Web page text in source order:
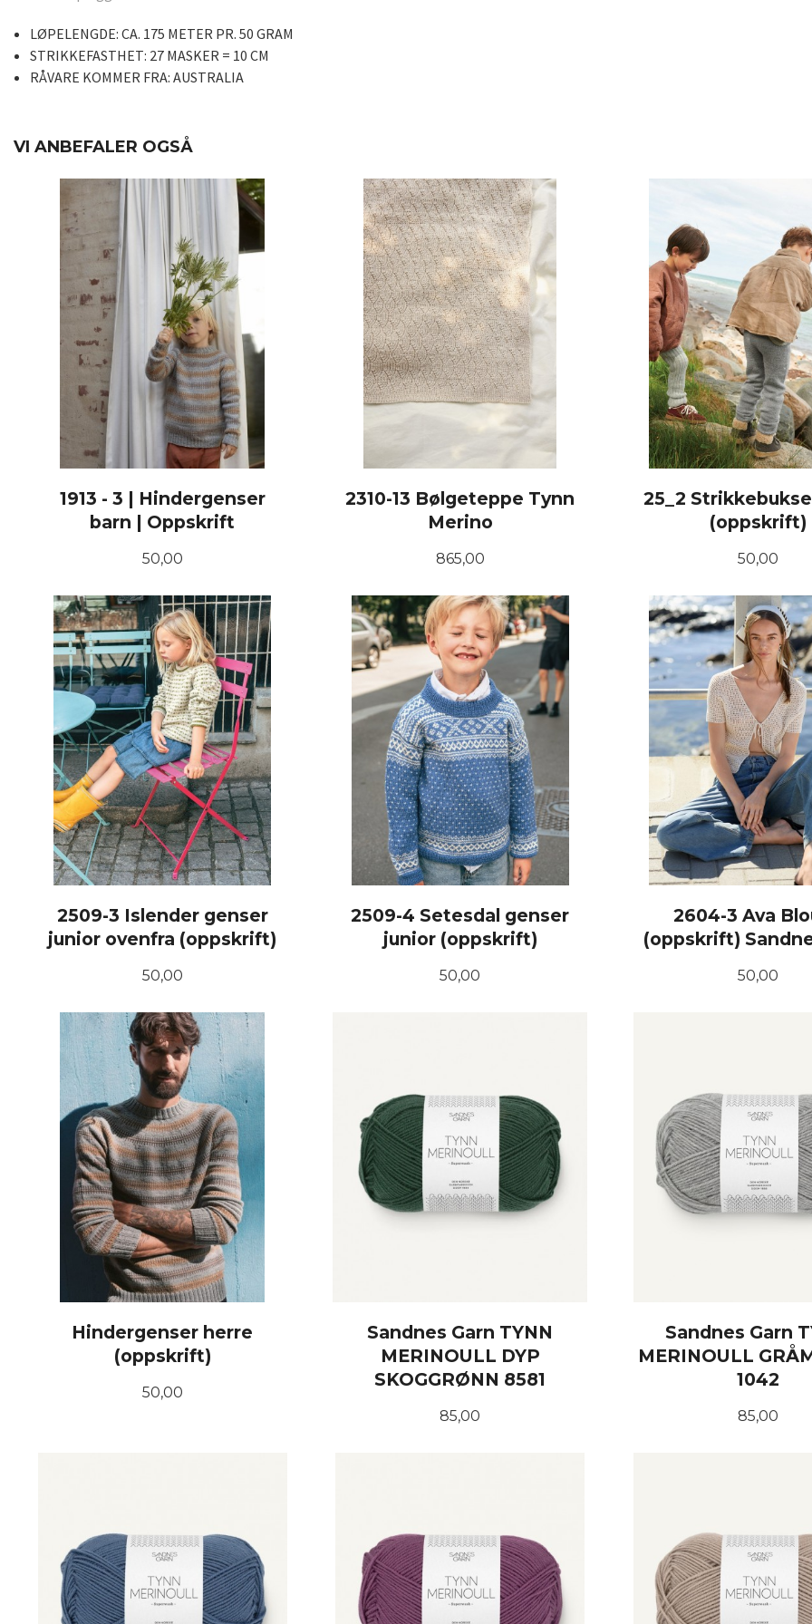
LØPELENGDE: CA. 175 METER PR. 50 GRAM
STRIKKEFASTHET: 27 MASKER = 10 CM
RÅVARE KOMMER FRA: AUSTRALIA
VI ANBEFALER OGSÅ
1913 - 3 | Hindergenser
barn | Oppskrift
Pris
50,00
KJØP
2310-13 Bølgeteppe Tynn
Merino
Pris
865,00
KJØP
25_2
(oppskrift)
Pris
50,00
KJØP
2509-3 Islender genser
junior ovenfra (oppskrift)
Pris
50,00
KJØP
2509-4 Setesdal genser
junior (oppskrift)
Pris
50,00
2604-3 Ava
(oppskrift)
Pris
50,00
Hindergenser herre
(oppskrift)
Pris
50,00
Sandnes Garn TYNN
MERINOULL DYP
SKOGGRØNN 8581
Pris
85,00
Sandnes Garn
MERINOULL
1042
Pris
85,00